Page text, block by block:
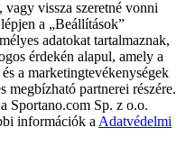
vagy vissza szeretné vonni
a „Beállítások”
adatokat tartalmaznak,
érdekén alapul, amely a
a marketingtevékenységek
megbízható partnerei részére.
Sportano.com Sp. z o.o.
információk a Adatvédelmi